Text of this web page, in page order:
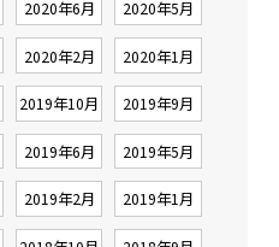
2020年6月 2020年5月
2020年2月 2020年1月
2019年10月 2019年9月
2019年6月 2019年5月
2019年2月 2019年1月